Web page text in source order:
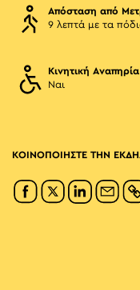
Απόσταση από
9 λεπτά με τα
Κινητική Αναπηρία
Ναι
ΚΟΙΝΟΠΟΙΗΣΤΕ ΤΗΝ